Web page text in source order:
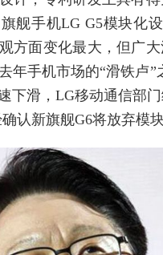
舰手机LG G5模块化
方面变化最大，但广
年手机市场的“滑铁卢”
下滑，LG移动通信部
认新旗舰G6将放弃模块